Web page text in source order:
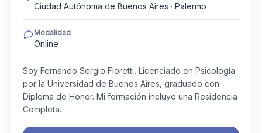
Ciudad Autónoma de Buenos Aires · Palermo
Modalidad
Online
Soy Fernando Sergio Fioretti, Licenciado en Psicología
por la Universidad de Buenos Aires, graduado con
Diploma de Honor. Mi formación incluye una Residencia
Completa…